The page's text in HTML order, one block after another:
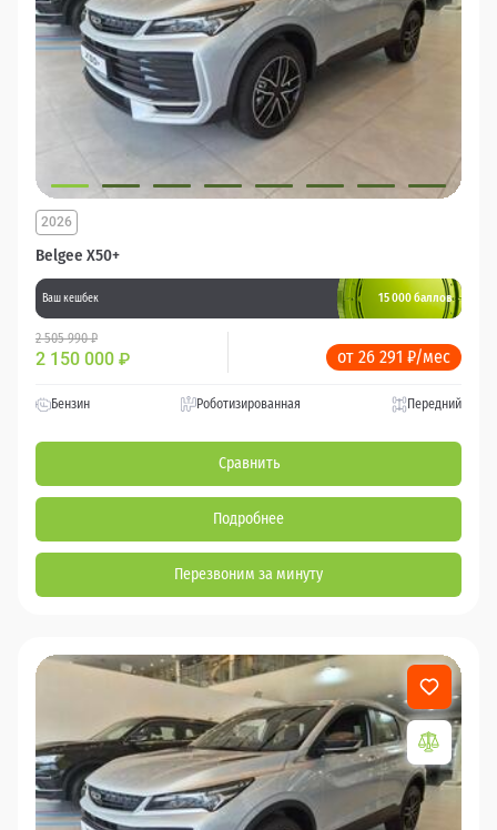
Belgee X50+
2026
Ваш кешбек 15 000 баллов
2 505 990 ₽
2 150 000 ₽ от 26 291 ₽/мес
Бензин Роботизированная Передний
Сравнить
Подробнее
Перезвоним за минуту